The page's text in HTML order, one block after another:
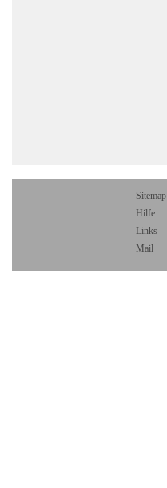
Sitemap
Hilfe
Links
Mail